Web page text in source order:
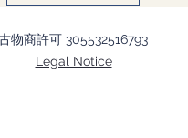
物商許可 305532516793
Legal Notice